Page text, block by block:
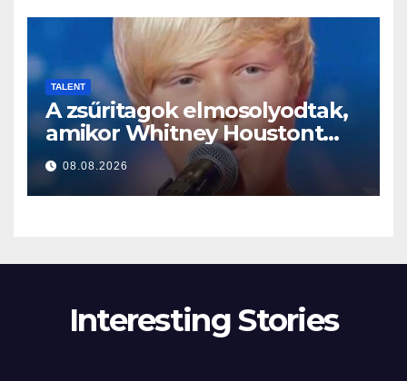
TALENT
A zsűritagok elmosolyodtak,
amikor Whitney Houstont
választotta… Aztán énekelni
kezdett
08.08.2026
Interesting Stories